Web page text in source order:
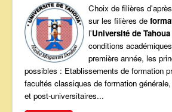
TELECHARGEMENTS
ANNONCES
Choix de filières d'après
sur les filières de
l'Université de Tahoua
conditions
première année, les
possibles : Etablissements de formation
facultés classiques de formation
et post-universitaires...